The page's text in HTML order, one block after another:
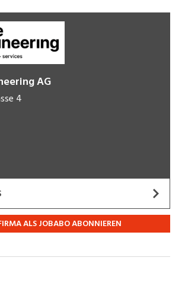
AG
4
AG entwickelt und stellt
Produkte, spezifische Anlagen
im Bereich
übernehmen wir sämtliche
ALS JOBABO ABONNIEREN